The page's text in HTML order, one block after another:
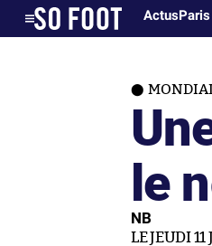
Actus
le
NB
LE JEUDI